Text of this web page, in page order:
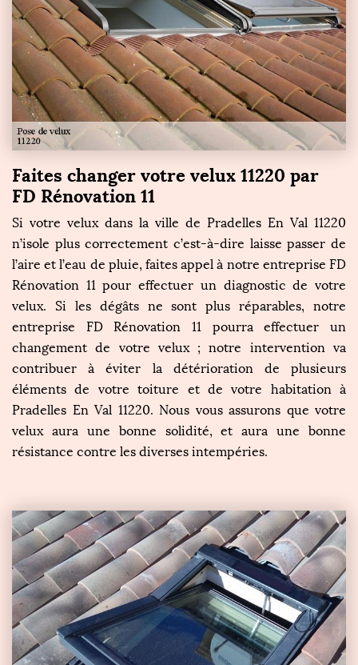
Faites changer votre velux 11220 par
FD Rénovation 11
Si votre velux dans la ville de Pradelles En Val 11220
n’isole plus correctement c’est-à-dire laisse passer de
l’aire et l’eau de pluie, faites appel à notre entreprise FD
Rénovation 11 pour effectuer un diagnostic de votre
velux. Si les dégâts ne sont plus réparables, notre
entreprise FD Rénovation 11 pourra effectuer un
changement de votre velux ; notre intervention va
contribuer à éviter la détérioration de plusieurs
éléments de votre toiture et de votre habitation à
Pradelles En Val 11220. Nous vous assurons que votre
velux aura une bonne solidité, et aura une bonne
résistance contre les diverses intempéries.